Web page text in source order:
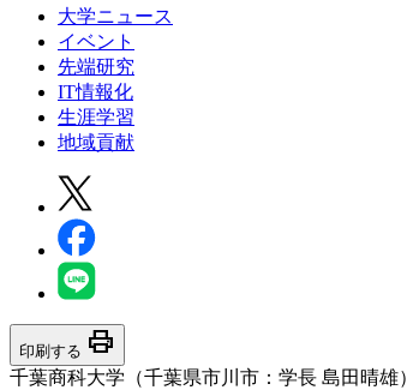
大学ニュース
イベント
先端研究
IT情報化
生涯学習
地域貢献
印刷する print
千葉商科大学（千葉県市川市：学長 島田晴